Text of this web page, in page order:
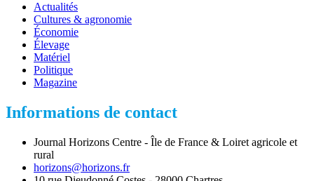
Actualités
Cultures & agronomie
Économie
Élevage
Matériel
Politique
Magazine
Informations de contact
Journal Horizons Centre - Île de France & Loiret agricole et
rural
horizons@horizons.fr